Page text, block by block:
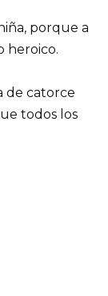
porque a
heroico.
de catorce
todos los